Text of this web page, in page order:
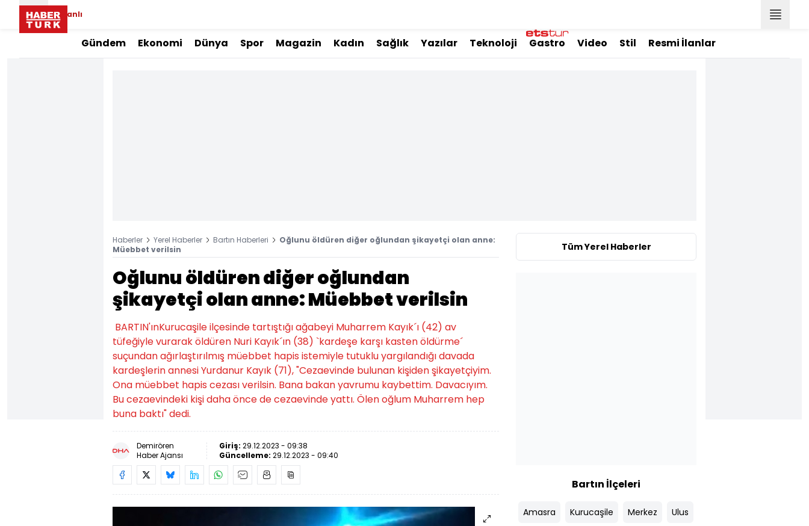
Canlı
Gündem Ekonomi Dünya Spor Magazin Kadın Sağlık Yazılar Teknoloji Gastro Video Stil Resmi İlanlar
Haberler Yerel Haberler Bartın Haberleri
Oğlunu öldüren diğer oğlundan şikayetçi olan anne:
Müebbet verilsin
Oğlunu öldüren diğer oğlundan
şikayetçi olan anne: Müebbet verilsin
BARTIN'ınKurucaşile ilçesinde tartıştığı ağabeyi Muharrem Kayık´ı (42) av
tüfeğiyle vurarak öldüren Nuri Kayık´ın (38) `kardeşe karşı kasten öldürme´
suçundan ağırlaştırılmış müebbet hapis istemiyle tutuklu yargılandığı davada
kardeşlerin annesi Yurdanur Kayık (71), "Cezaevinde bulunan kişiden şikayetçiyim.
Ona müebbet hapis cezası verilsin. Bana bakan yavrumu kaybettim. Davacıyım.
Bu cezaevindeki kişi daha önce de cezaevinde yattı. Ölen oğlum Muharrem hep
buna baktı" dedi.
Demirören
Haber Ajansı
Giriş: 29.12.2023 - 09:38
Güncelleme: 29.12.2023 - 09:40
Tüm Yerel Haberler
Bartın İlçeleri
Amasra Kurucaşile Merkez Ulus